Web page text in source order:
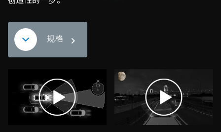
Safety and Comfort
规格